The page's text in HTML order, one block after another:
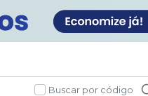
Buscar por código